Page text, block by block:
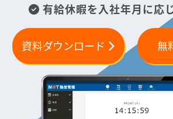
有給休暇を入社年月に応
資料ダウンロード 無